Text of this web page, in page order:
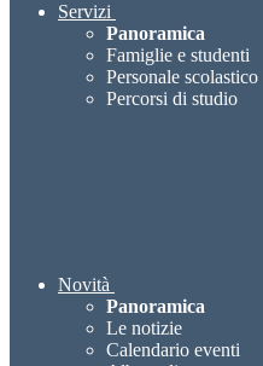
Servizi
Panoramica
Famiglie e studenti
Personale scolastico
Percorsi di studio
Novità
Panoramica
Le notizie
Calendario eventi